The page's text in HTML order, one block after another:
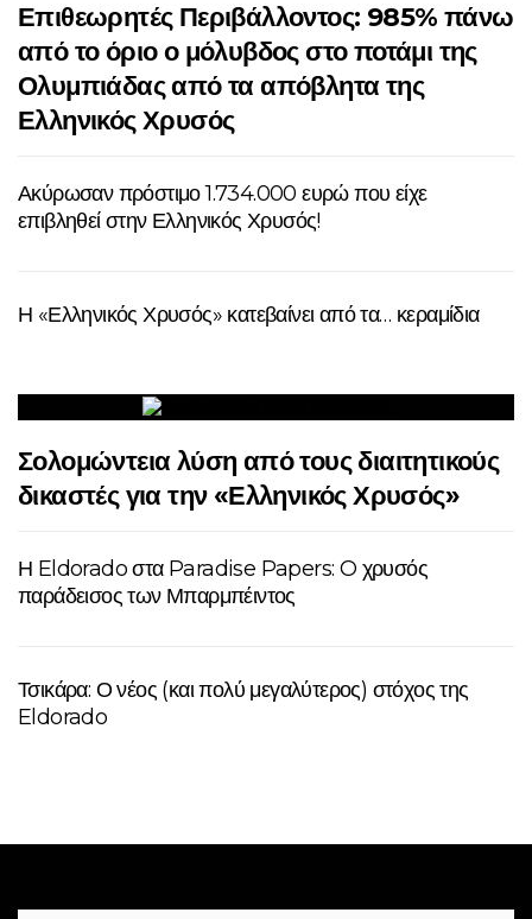
Επιθεωρητές Περιβάλλοντος: 985% πάνω
από το όριο ο μόλυβδος στο ποτάμι της
Ολυμπιάδας από τα απόβλητα της
Ελληνικός Χρυσός
Ακύρωσαν πρόστιμο 1.734.000 ευρώ που είχε
επιβληθεί στην Ελληνικός Χρυσός!
Η «Ελληνικός Χρυσός» κατεβαίνει από τα… κεραμίδια
Σολομώντεια λύση από τους διαιτητικούς
δικαστές για την «Ελληνικός Χρυσός»
Η Eldorado στα Paradise Papers: O χρυσός
παράδεισος των Μπαρμπέιντος
Τσικάρα: Ο νέος (και πολύ μεγαλύτερος) στόχος της
Eldorado